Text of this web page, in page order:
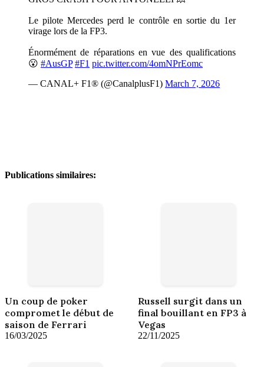
Le pilote Mercedes perd le contrôle en sortie du 1er
virage lors de la FP3.
Énormément de réparations en vue des qualifications
😮 #AusGP #F1 pic.twitter.com/4omNPrEomc
— CANAL+ F1® (@CanalplusF1) March 7, 2026
Publications similaires:
Un coup de poker
compromet le début de
saison de Ferrari
16/03/2025
Russell surgit dans un
final bouillant en FP3 à
Vegas
22/11/2025